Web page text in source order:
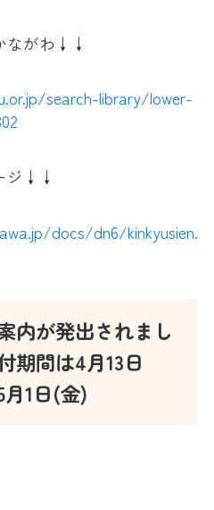
ながわ↓↓
search-library/lower-
ジ↓↓
docs/dn6/kinkyusien.
内が発出されまし
期間は4月13日
月1日(金)